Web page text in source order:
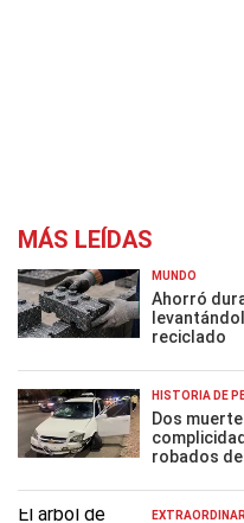
MÁS LEÍDAS
MUNDO
Ahorró
reciclado
HISTORIA DE
Dos
robados